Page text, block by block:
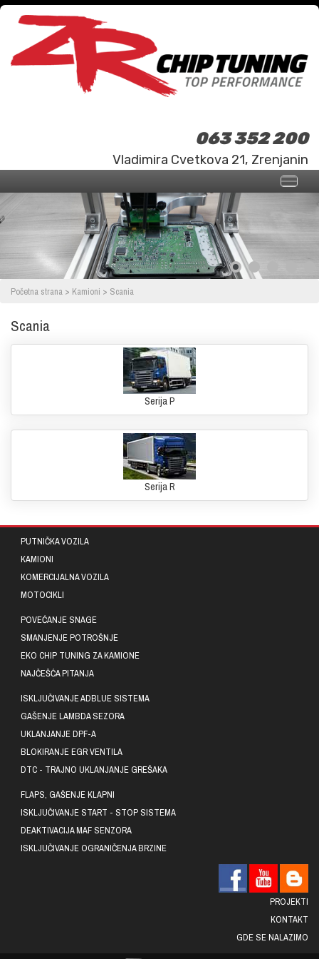
063 352 200
Vladimira Cvetkova 21, Zrenjanin
Početna strana > Kamioni > Scania
Scania
Serija P
Serija R
PUTNIČKA VOZILA
KAMIONI
KOMERCIJALNA VOZILA
MOTOCIKLI
POVEĆANJE SNAGE
SMANJENJE POTROŠNJE
EKO CHIP TUNING ZA KAMIONE
NAJČEŠĆA PITANJA
ISKLJUČIVANJE ADBLUE SISTEMA
GAŠENJE LAMBDA SEZORA
UKLANJANJE DPF-A
BLOKIRANJE EGR VENTILA
DTC - TRAJNO UKLANJANJE GREŠAKA
FLAPS, GAŠENJE KLAPNI
ISKLJUČIVANJE START - STOP SISTEMA
DEAKTIVACIJA MAF SENZORA
ISKLJUČIVANJE OGRANIČENJA BRZINE
PROJEKTI
KONTAKT
GDE SE NALAZIMO